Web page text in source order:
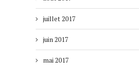
juillet 2017
juin 2017
mai 2017